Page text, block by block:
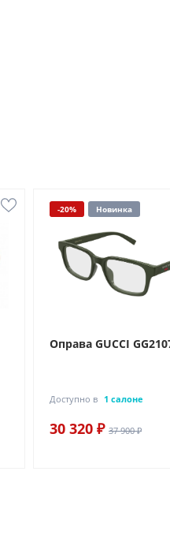
-20% Новинка
Оправа GUCCI
Доступно в 1 салоне
30 320 ₽ 37 900 ₽